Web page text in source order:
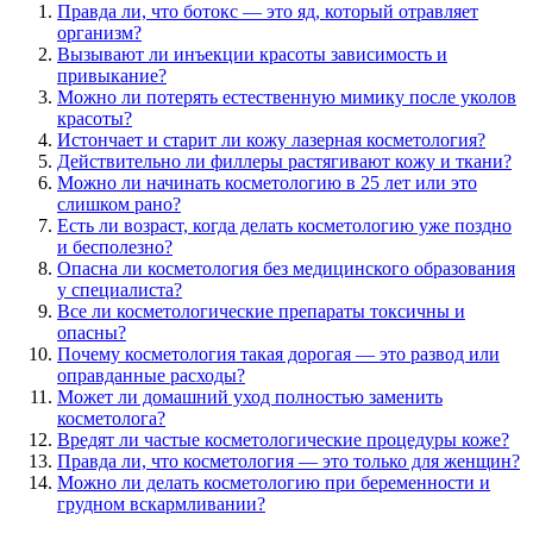
Правда ли, что ботокс — это яд, который отравляет
организм?
Вызывают ли инъекции красоты зависимость и
привыкание?
Можно ли потерять естественную мимику после уколов
красоты?
Истончает и старит ли кожу лазерная косметология?
Действительно ли филлеры растягивают кожу и ткани?
Можно ли начинать косметологию в 25 лет или это
слишком рано?
Есть ли возраст, когда делать косметологию уже поздно
и бесполезно?
Опасна ли косметология без медицинского образования
у специалиста?
Все ли косметологические препараты токсичны и
опасны?
Почему косметология такая дорогая — это развод или
оправданные расходы?
Может ли домашний уход полностью заменить
косметолога?
Вредят ли частые косметологические процедуры коже?
Правда ли, что косметология — это только для женщин?
Можно ли делать косметологию при беременности и
грудном вскармливании?